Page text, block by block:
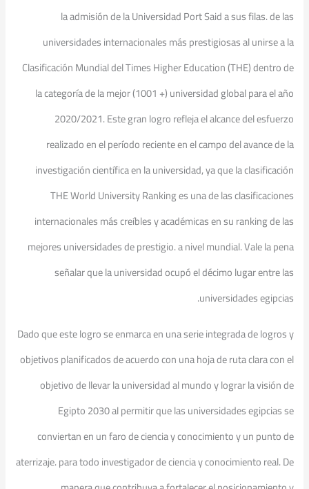
la admisión de la Universidad Port Said a sus filas. de las
universidades internacionales más prestigiosas al unirse a la
Clasificación Mundial del Times Higher Education (THE) dentro de
la categoría de la mejor (1001 +) universidad global para el año
2020/2021. Este gran logro refleja el alcance del esfuerzo
realizado en el período reciente en el campo del avance de la
investigación científica en la universidad, ya que la clasificación
THE World University Ranking es una de las clasificaciones
internacionales más creíbles y académicas en su ranking de las
mejores universidades de prestigio. a nivel mundial. Vale la pena
señalar que la universidad ocupó el décimo lugar entre las
universidades egipcias.
Dado que este logro se enmarca en una serie integrada de logros y
objetivos planificados de acuerdo con una hoja de ruta clara con el
objetivo de llevar la universidad al mundo y lograr la visión de
Egipto 2030 al permitir que las universidades egipcias se
conviertan en un faro de ciencia y conocimiento y un punto de
aterrizaje. para todo investigador de ciencia y conocimiento real. De